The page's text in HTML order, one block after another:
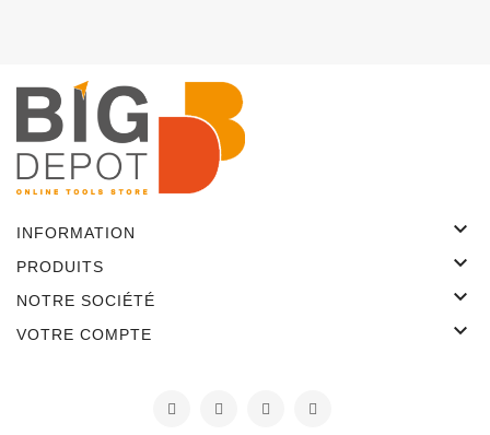
INFORMATION 
PRODUITS 
NOTRE SOCIÉTÉ 
VOTRE COMPTE 